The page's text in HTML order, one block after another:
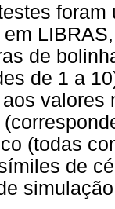
de
de 1 a
valores
(todas
de